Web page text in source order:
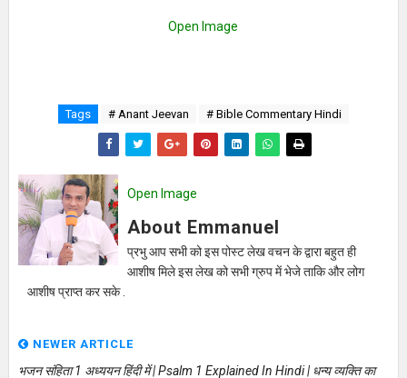
Open Image
Tags # Anant Jeevan # Bible Commentary Hindi
Open Image
About Emmanuel
प्रभु आप सभी को इस पोस्ट लेख वचन के द्वारा बहुत ही
आशीष मिले इस लेख को सभी ग्रुप में भेजे ताकि और लोग
आशीष प्राप्त कर सके .
NEWER ARTICLE
भजन संहिता 1 अध्ययन हिंदी में | Psalm 1 Explained In Hindi | धन्य व्यक्ति का